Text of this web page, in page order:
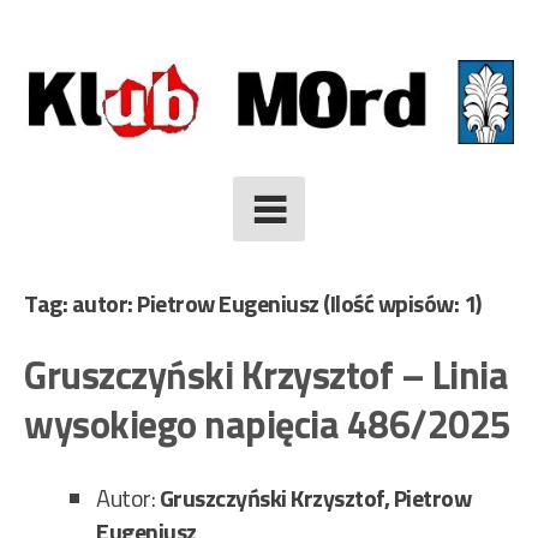
to
content
Tag: autor: Pietrow Eugeniusz(Ilość wpisów: 1)
Gruszczyński Krzysztof – Linia
wysokiego napięcia 486/2025
Autor:Gruszczyński Krzysztof, Pietrow